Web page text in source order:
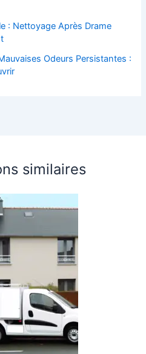
: Nettoyage Après Drame
Odeurs Persistantes :
similaires